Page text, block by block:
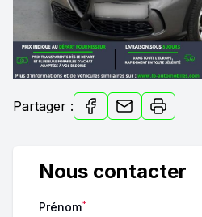
Partager :
Nous contacter
Prénom*